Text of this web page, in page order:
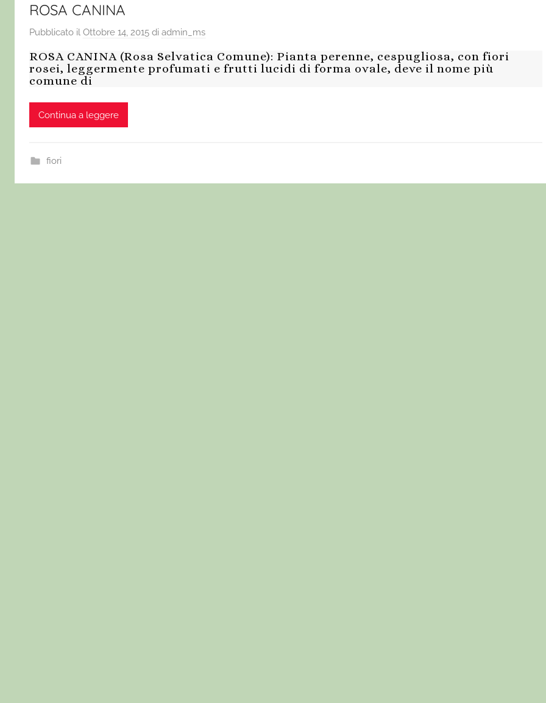
ROSA CANINA
Pubblicato il Ottobre 14, 2015 di admin_ms
ROSA CANINA (Rosa Selvatica Comune): Pianta perenne, cespugliosa, con fiori
rosei, leggermente profumati e frutti lucidi di forma ovale, deve il nome più
comune di
Continua a leggere
fiori